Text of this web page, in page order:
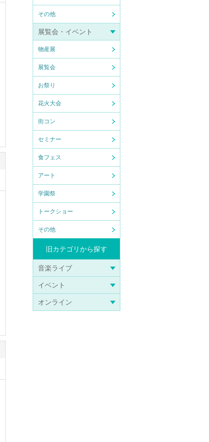
その他
展覧会・イベント
物産展
展覧会
お祭り
花火大会
街コン
セミナー
食フェス
アート
学園祭
トークショー
その他
旧カテゴリから探す
音楽ライブ
イベント
オンライン